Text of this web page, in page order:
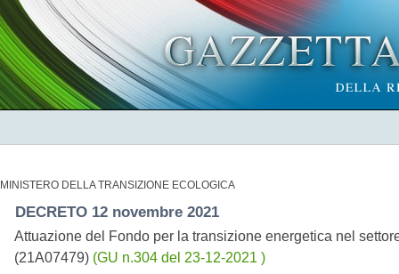
MINISTERO DELLA TRANSIZIONE ECOLOGICA
DECRETO 12 novembre 2021
Attuazione del Fondo per la transizione energetica nel
(21A07479) (GU n.304 del 23-12-2021 )